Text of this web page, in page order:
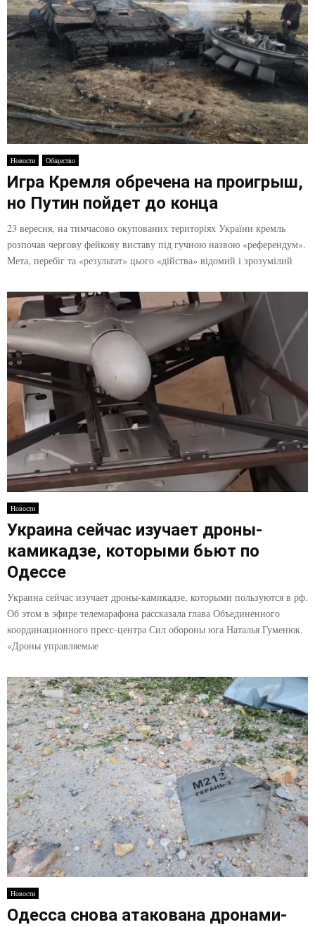
Новости Общество
Игра Кремля обречена на проигрыш,
но Путин пойдет до конца
23 вересня, на тимчасово окупованих територіях України кремль
розпочав чергову фейкову виставу під гучною назвою «референдум».
Мета, перебіг та «результат» цього «дійства» відомий і зрозумілий
Новости
Украина сейчас изучает дроны-
камикадзе, которыми бьют по
Одессе
Украина сейчас изучает дроны-камикадзе, которыми пользуются в рф.
Об этом в эфире телемарафона рассказала глава Объединенного
координационного пресс-центра Сил обороны юга Наталья Гуменюк.
«Дроны управляемые
Новости
Одесса снова атакована дронами-